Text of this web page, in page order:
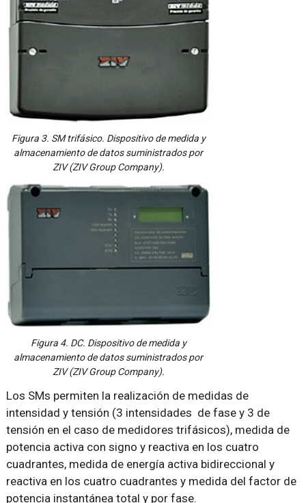
Figura 3. SM trifásico. Dispositivo de medida y
almacenamiento de datos suministrados por
ZIV (ZIV Group Company).
Figura 4. DC. Dispositivo de medida y
almacenamiento de datos suministrados por
ZIV (ZIV Group Company).
Los SMs permiten la realización de medidas de
intensidad y tensión (3 intensidades de fase y 3 de
tensión en el caso de medidores trifásicos), medida de
potencia activa con signo y reactiva en los cuatro
cuadrantes, medida de energía activa bidireccional y
reactiva en los cuatro cuadrantes y medida del factor de
potencia instantánea total y por fase.